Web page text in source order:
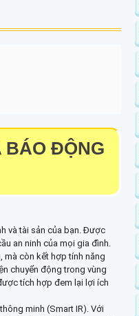
BÁO ĐỘNG
và tài sản của bạn. Được
an ninh của mọi gia đình.
mà còn kết hợp tính năng
chuyển động trong vùng
tích hợp đem lại lợi ích
minh (Smart IR). Với